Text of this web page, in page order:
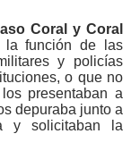
Coral y Coral
la función de las
y policías
o que no
presentaban a
depuraba junto a
y solicitaban la